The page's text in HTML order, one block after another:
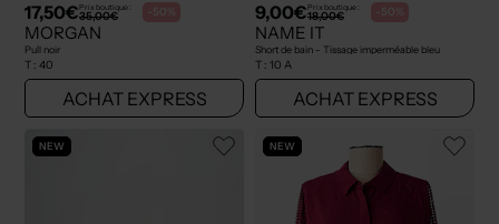
17,50€Prix boutique :
35,00€ -50%
MORGAN
Pull noir
T : 40
ACHAT EXPRESS
9,00€Prix boutique :
18,00€ -50%
NAME IT
Short de bain - Tissage imperméable bleu
T : 10 A
ACHAT EXPRESS
NEW NEW